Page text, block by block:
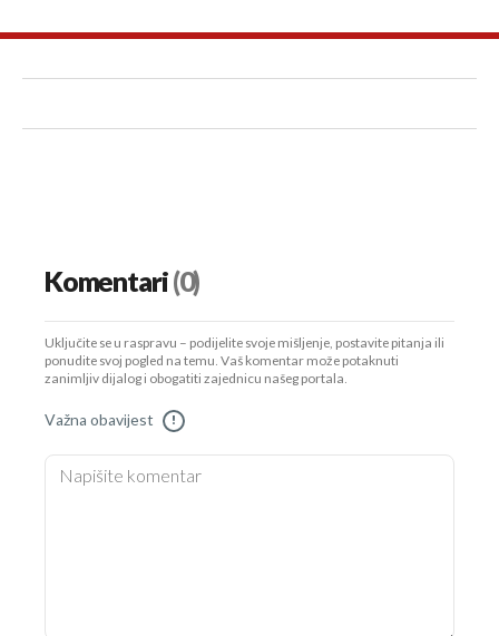
Komentari(0)
Uključite se u raspravu – podijelite svoje mišljenje, postavite pitanja ili
ponudite svoj pogled na temu. Vaš komentar može potaknuti
zanimljiv dijalog i obogatiti zajednicu našeg portala.
Važna obavijest !